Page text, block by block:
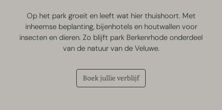
Op het park groeit en leeft wat hier thuishoort. Met
inheemse beplanting, bijenhotels en houtwallen voor
insecten en dieren. Zo blijft park Berkenrhode onderdeel
van de natuur van de Veluwe.
Boek jullie verblijf